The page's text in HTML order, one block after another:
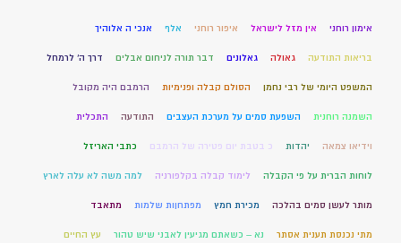
אימון רוחני אין מזל לישראל איפור רוחני אלף אנכי ה אלוהיך
בריאות התודעה גאולה גאלונים דבר תורה לניחום אבלים דרך ה' לרמחל
המשפט היומי של רבי נחמן הסולם קבלה ופנימיות הרמבם היה מקובל
השמנה רוחנית השפעת סמים על מערכת העצבים התודעה התכלית
וידיאו צמאה יהדות כ בטבת יום פטירה של הרמבם כתבי האריזל
לוחות הברית על פי הקבלה לימוד קבלה בקלפורניה למה משה לא עלה לארץ
מותר לעשן סמים בהלכה מכירת חמץ מפתחןות שלמות מתאבד
מתי נכנסת תענית אסתר נא – כשאתם מגיעין לאבני שיש טהור עץ החיים